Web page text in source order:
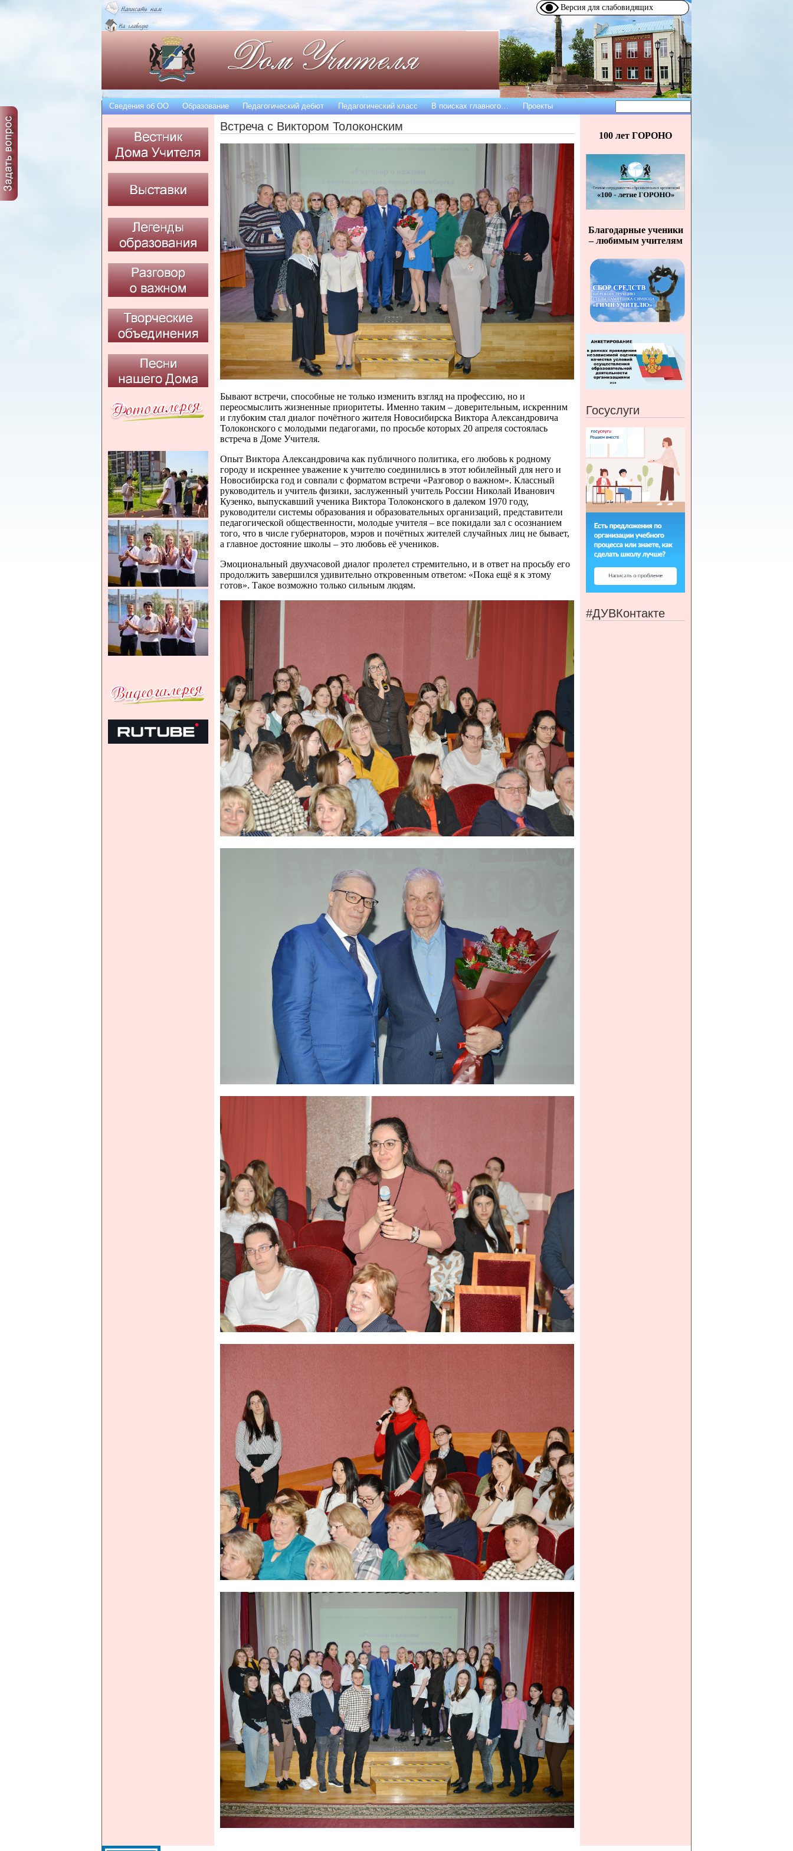
Версия для слабовидящих
Встреча с Виктором Толоконским
Бывают встречи, способные не только изменить взгляд на профессию, но и
переосмыслить жизненные приоритеты. Именно таким – доверительным, искренним
и глубоким стал диалог почётного жителя Новосибирска Виктора Александровича
Толоконского с молодыми педагогами, по просьбе которых 20 апреля состоялась
встреча в Доме Учителя.
Опыт Виктора Александровича как публичного политика, его любовь к родному
городу и искреннее уважение к учителю соединились в этот юбилейный для него и
Новосибирска год и совпали с форматом встречи «Разговор о важном». Классный
руководитель и учитель физики, заслуженный учитель России Николай Иванович
Кузенко, выпускавший ученика Виктора Толоконского в далеком 1970 году,
руководители системы образования и образовательных организаций, представители
педагогической общественности, молодые учителя – все покидали зал с осознанием
того, что в числе губернаторов, мэров и почётных жителей случайных лиц не бывает,
а главное достояние школы – это любовь её учеников.
Эмоциональный двухчасовой диалог пролетел стремительно, и в ответ на просьбу его
продолжить завершился удивительно откровенным ответом: «Пока ещё я к этому
готов». Такое возможно только сильным людям.
Форма
поиска
Сведения об OO Образование Педагогический дебют Педагогический класс В поисках главного… Проекты
100 лет ГОРОНО
Благодарные ученики
– любимым учителям
Госуслуги
#ДУВКонтакте